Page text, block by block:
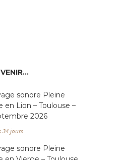
sonore Pleine
en Lion – Toulouse –
2026
34 jours
sonore Pleine